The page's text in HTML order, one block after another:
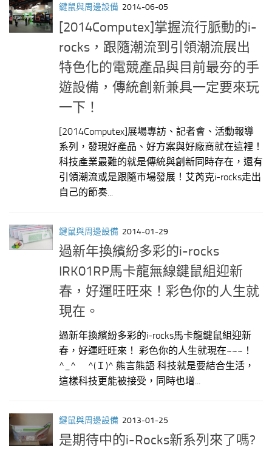
鍵鼠與周邊設備 2014-06-05
[2014Computex]掌握流行脈動的i-
rocks，跟隨潮流到引領潮流展出
特色化的電競產品與目前最夯的手
遊設備，傳統創新兼具一定要來玩
一下！
[2014Computex]展場專訪、記者會、活動報導
系列，發現好產品、好方案與好廠商就在這裡！
科技產業最難的就是傳統與創新同時存在，還有
引領潮流或是跟隨市場發展！艾芮克i-rocks走出
自己的節奏...
鍵鼠與周邊設備 2014-01-29
過新年換繽紛多彩的i-rocks
IRK01RP馬卡龍無線鍵鼠組迎新
春，好運旺旺來！彩色你的人生就
現在。
過新年換繽紛多彩的i-rocks馬卡龍鍵鼠組迎新
春，好運旺旺來！ 彩色你的人生就現在~~~！
^_^ ^(Ｉ)^ 熊言熊語 科技就是要結合生活，
這樣科技更能被接受，同時也增...
鍵鼠與周邊設備 2013-01-25
是期待中的i-Rocks新系列來了嗎?